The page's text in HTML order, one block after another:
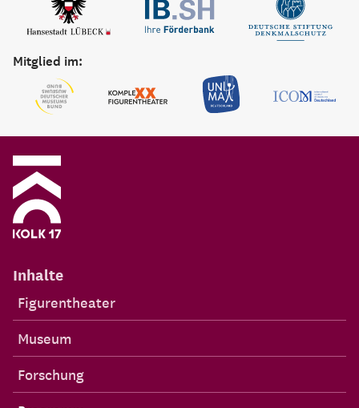
Mitglied im:
Inhalte
Figurentheater
Museum
Forschung